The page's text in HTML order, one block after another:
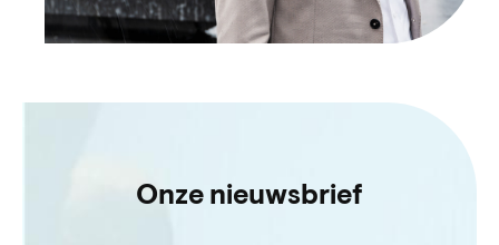
Onze nieuwsbrief